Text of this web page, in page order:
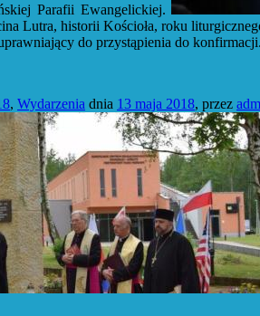
Parafii Ewangelickiej.
Lutra, historii Kościoła, roku
do przystąpienia do
, Wydarzenia dnia 13 maja 2018, przez